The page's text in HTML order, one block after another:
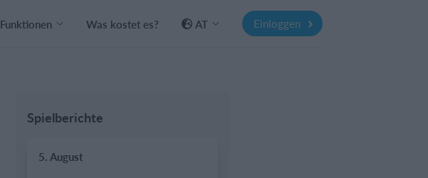
Funktionen Was kostet es? AT Einloggen
Spielberichte
5. August